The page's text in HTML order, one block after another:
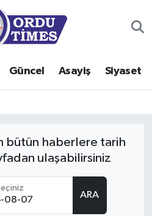
Güncel Asayiş Siyaset
bütün haberlere tarih
ulaşabilirsiniz
ARA
Haritası